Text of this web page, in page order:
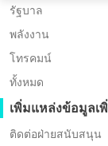
การย้ายข้อมูล P2P
การย้ายข้อมูล C2C
การย้ายข้อมูล C2V
การย้ายข้อมูล P2C
กู้คืนได้
การตรวจสอบการกู้คื
Oracle OLVM
XenServer/Citrix
KayGrid
รัฐบาล
พลังงาน
โทรคมน์
ทั้งหมด
เพิ่มแหล่งข้อมูลเ
ติดต่อฝ่ายสนับสนุน
* ทดลองใช้
Edition)
* ไม่ต้องใช้บั